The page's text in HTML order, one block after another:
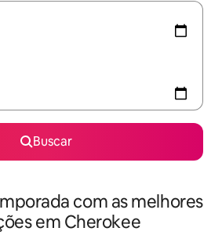
Buscar
com as melhores
em Cherokee